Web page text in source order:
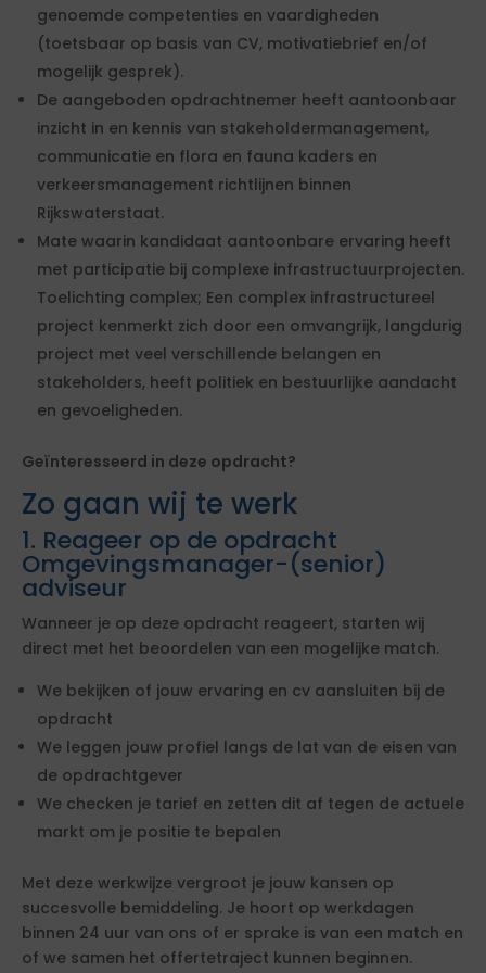
genoemde competenties en vaardigheden
(toetsbaar op basis van CV, motivatiebrief en/of
mogelijk gesprek).
De aangeboden opdrachtnemer heeft aantoonbaar
inzicht in en kennis van stakeholdermanagement,
communicatie en flora en fauna kaders en
verkeersmanagement richtlijnen binnen
Rijkswaterstaat.
Mate waarin kandidaat aantoonbare ervaring heeft
met participatie bij complexe infrastructuurprojecten.
Toelichting complex; Een complex infrastructureel
project kenmerkt zich door een omvangrijk, langdurig
project met veel verschillende belangen en
stakeholders, heeft politiek en bestuurlijke aandacht
en gevoeligheden.
Geïnteresseerd in deze opdracht?
Zo gaan wij te werk
1. Reageer op de opdracht
Omgevingsmanager-(senior)
adviseur
Wanneer je op deze opdracht reageert, starten wij
direct met het beoordelen van een mogelijke match.
We bekijken of jouw ervaring en cv aansluiten bij de
opdracht
We leggen jouw profiel langs de lat van de eisen van
de opdrachtgever
We checken je tarief en zetten dit af tegen de actuele
markt om je positie te bepalen
Met deze werkwijze vergroot je jouw kansen op
succesvolle bemiddeling. Je hoort op werkdagen
binnen 24 uur van ons of er sprake is van een match en
of we samen het offertetraject kunnen beginnen.